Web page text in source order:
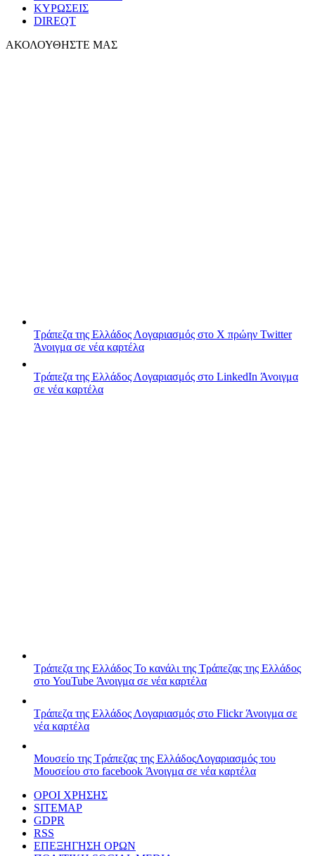
ΚΥΡΩΣΕΙΣ
DIREQT
ΑΚΟΛΟΥΘΗΣΤΕ ΜΑΣ
Τράπεζα της Ελλάδος Λογαριασμός στο X πρώην Twitter
Άνοιγμα σε νέα καρτέλα
Τράπεζα της Ελλάδος Λογαριασμός στο LinkedIn Άνοιγμα
σε νέα καρτέλα
Τράπεζα της Ελλάδος Το κανάλι της Τράπεζας της Ελλάδος
στο YouTube Άνοιγμα σε νέα καρτέλα
Τράπεζα της Ελλάδος Λογαριασμός στο FlickrΆνοιγμα σε
νέα καρτέλα
Μουσείο της Τράπεζας της ΕλλάδοςΛογαριασμός του
Μουσείου στο facebook Άνοιγμα σε νέα καρτέλα
ΟΡΟΙ ΧΡΗΣΗΣ
SITEMAP
GDPR
RSS
ΕΠΕΞΗΓΗΣΗ ΟΡΩΝ